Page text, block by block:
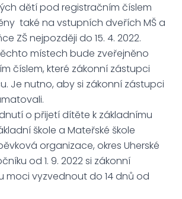
dětí pod registračním číslem
také na vstupních dveřích MŠ a
ZŠ nejpozději do 15. 4. 2022.
místech bude zveřejněno
číslem, které zákonní zástupci
Je nutno, aby si zákonní zástupci
o přijetí dítěte k základnímu
škole a Mateřské škole
organizace, okres Uherské
od 1. 9. 2022 si zákonní
moci vyzvednout do 14 dnů od